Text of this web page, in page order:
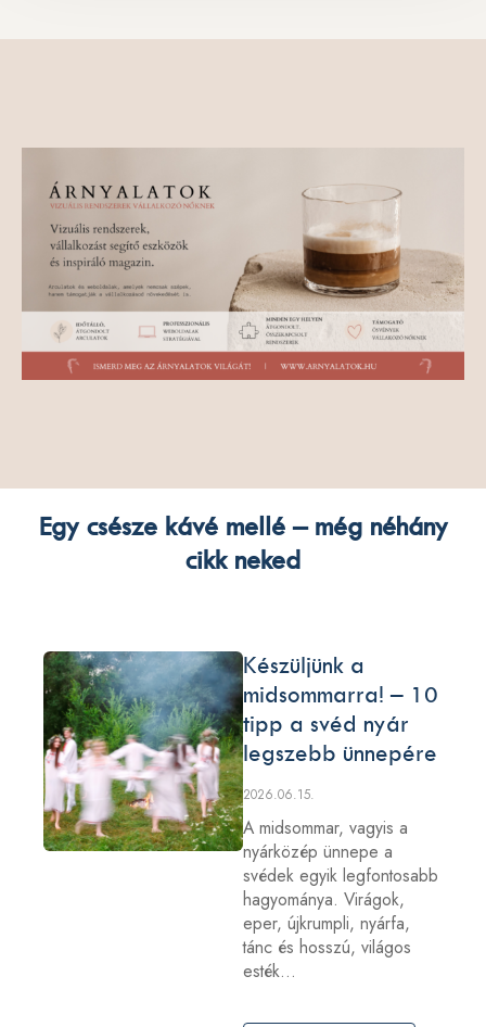
Egy csésze kávé mellé – még néhány
cikk neked
Készüljünk a
midsommarra! – 10
tipp a svéd nyár
legszebb ünnepére
2026.06.15.
A midsommar, vagyis a
nyárközép ünnepe a
svédek egyik legfontosabb
hagyománya. Virágok,
eper, újkrumpli, nyárfa,
tánc és hosszú, világos
esték…